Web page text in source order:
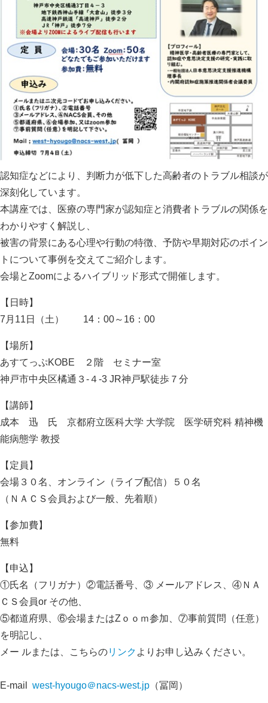
認知症などにより、判断力が低下した高齢者のトラブル相談が
深刻化しています。
本講座では、医療の専門家が認知症と消費者トラブルの関係を
わかりやすく解説し、
被害の背景にある心理や行動の特徴、予防や早期対応のポイン
トについて事例を交えてご紹介します。
会場とZoomによるハイブリッド形式で開催します。
【日時】
7月11日（土） 14：00～16：00
【場所】
あすてっぷKOBE ２階 セミナー室
神戸市中央区橘通３-４-3 JR神戸駅徒歩７分
【講師】
成本 迅 氏 京都府立医科大学 大学院 医学研究科 精神機
能病態学 教授
【定員】
会場３０名、オンライン（ライブ配信）５０名
（ＮＡＣＳ会員および一般、先着順）
【参加費】
無料
【申込】
①氏名（フリガナ）②電話番号、③ メールアドレス、④ＮＡ
ＣＳ会員or その他、
⑤都道府県、⑥会場またはZｏｏｍ参加、⑦事前質問（任意）
を明記し、
メー ルまたは、こちらのリンク よりお申し込みください。
E-mail west-hyougo＠nacs-west.jp （冨岡）